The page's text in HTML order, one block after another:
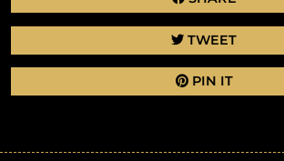
TWEET
PIN IT